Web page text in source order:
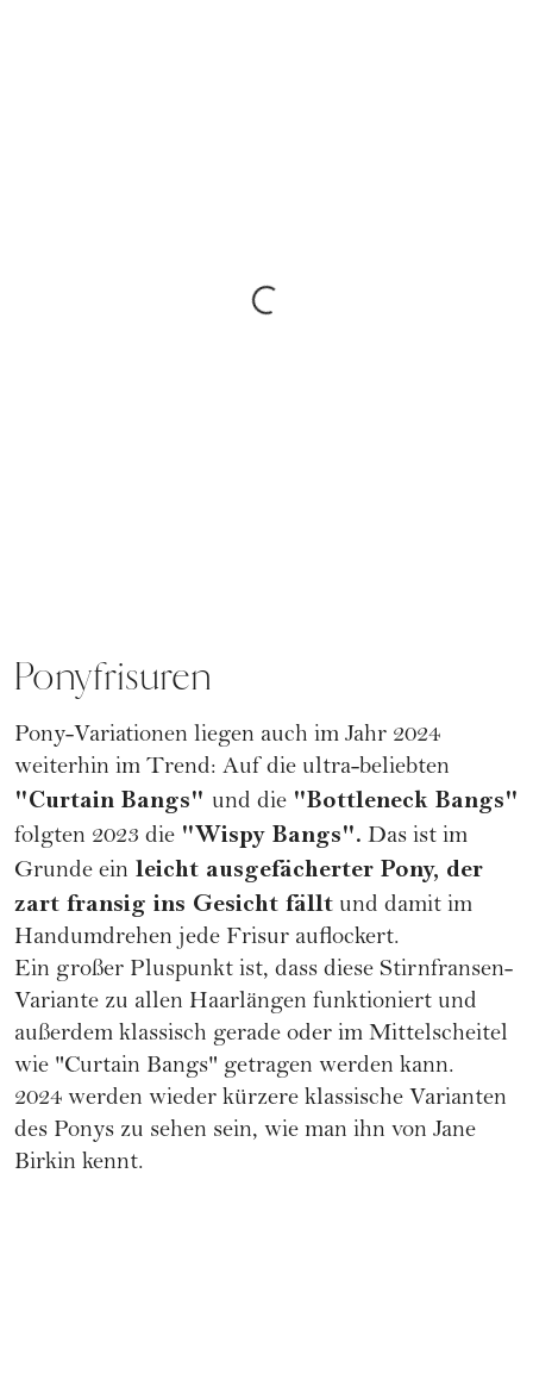
Ponyfrisuren
Pony-Variationen liegen auch im Jahr 2024
weiterhin im Trend: Auf die ultra-beliebten
"Curtain Bangs" und die "Bottleneck Bangs"
folgten 2023 die "Wispy Bangs". Das ist im
Grunde ein leicht ausgefächerter Pony, der
zart fransig ins Gesicht fällt und damit im
Handumdrehen jede Frisur auflockert.
Ein großer Pluspunkt ist, dass diese Stirnfransen-
Variante zu allen Haarlängen funktioniert und
außerdem klassisch gerade oder im Mittelscheitel
wie "Curtain Bangs" getragen werden kann.
2024 werden wieder kürzere klassische Varianten
des Ponys zu sehen sein, wie man ihn von Jane
Birkin kennt.